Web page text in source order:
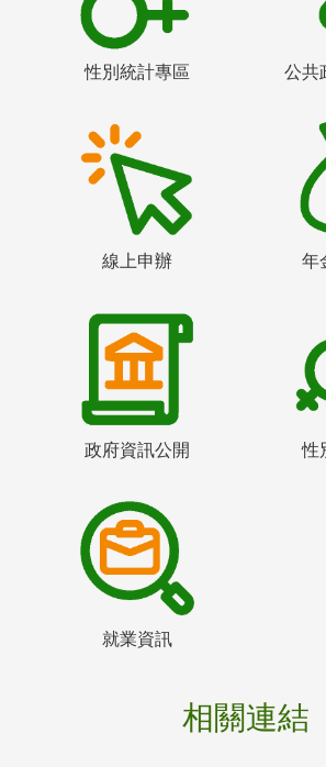
性別統計專區 公共
線上申辦 年
政府資訊公開 性
就業資訊
相關連結